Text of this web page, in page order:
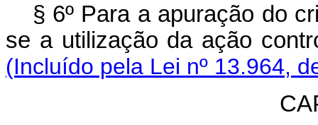
§ 6º Para a apuração do
se a utilização da ação
(Incluído pela Lei nº 13.964,